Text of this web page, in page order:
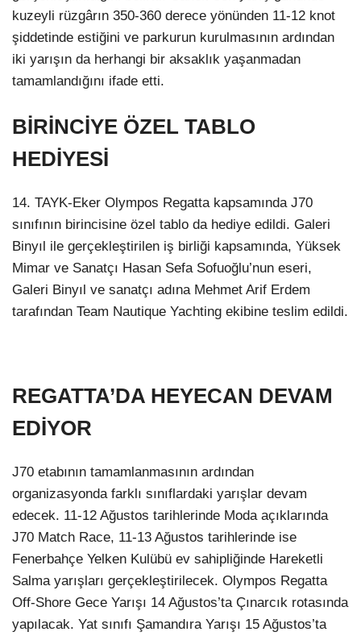
kuzeyli rüzgârın 350-360 derece yönünden 11-12 knot
şiddetinde estiğini ve parkurun kurulmasının ardından
iki yarışın da herhangi bir aksaklık yaşanmadan
tamamlandığını ifade etti.
BİRİNCİYE ÖZEL TABLO
HEDİYESİ
14. TAYK-Eker Olympos Regatta kapsamında J70
sınıfının birincisine özel tablo da hediye edildi. Galeri
Binyıl ile gerçekleştirilen iş birliği kapsamında, Yüksek
Mimar ve Sanatçı Hasan Sefa Sofuoğlu’nun eseri,
Galeri Binyıl ve sanatçı adına Mehmet Arif Erdem
tarafından Team Nautique Yachting ekibine teslim edildi.
REGATTA’DA HEYECAN DEVAM
EDİYOR
J70 etabının tamamlanmasının ardından
organizasyonda farklı sınıflardaki yarışlar devam
edecek. 11-12 Ağustos tarihlerinde Moda açıklarında
J70 Match Race, 11-13 Ağustos tarihlerinde ise
Fenerbahçe Yelken Kulübü ev sahipliğinde Hareketli
Salma yarışları gerçekleştirilecek. Olympos Regatta
Off-Shore Gece Yarışı 14 Ağustos’ta Çınarcık rotasında
yapılacak. Yat sınıfı Şamandıra Yarışı 15 Ağustos’ta